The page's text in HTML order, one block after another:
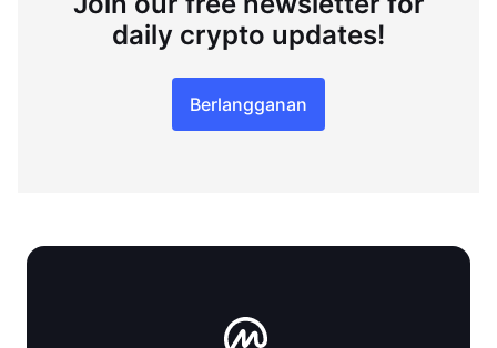
daily crypto updates!
Berlangganan